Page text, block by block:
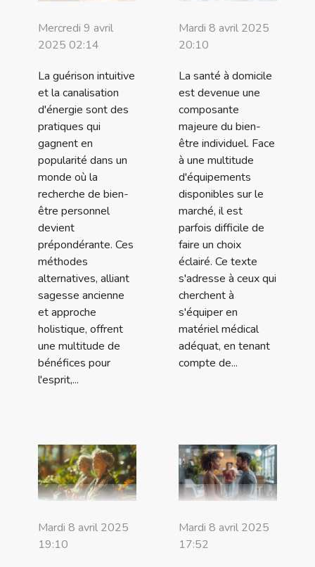
Mercredi 9 avril
2025 02:14
La guérison intuitive
et la canalisation
d'énergie sont des
pratiques qui
gagnent en
popularité dans un
monde où la
recherche de bien-
être personnel
devient
prépondérante. Ces
méthodes
alternatives, alliant
sagesse ancienne
et approche
holistique, offrent
une multitude de
bénéfices pour
l'esprit,...
Mardi 8 avril 2025
20:10
La santé à domicile
est devenue une
composante
majeure du bien-
être individuel. Face
à une multitude
d'équipements
disponibles sur le
marché, il est
parfois difficile de
faire un choix
éclairé. Ce texte
s'adresse à ceux qui
cherchent à
s'équiper en
matériel médical
adéquat, en tenant
compte de...
Mardi 8 avril 2025
19:10
Mardi 8 avril 2025
17:52